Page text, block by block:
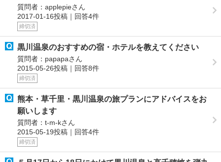
質問者：applepieさん
2017-01-16投稿｜回答4件
締切済
黒川温泉のおすすめの宿・ホテルを教えてください
質問者：papapaさん
2015-05-26投稿｜回答8件
締切済
熊本・草千里・黒川温泉の旅プランにアドバイスをお
願いします
質問者：t-m-kさん
2015-05-19投稿｜回答4件
締切済